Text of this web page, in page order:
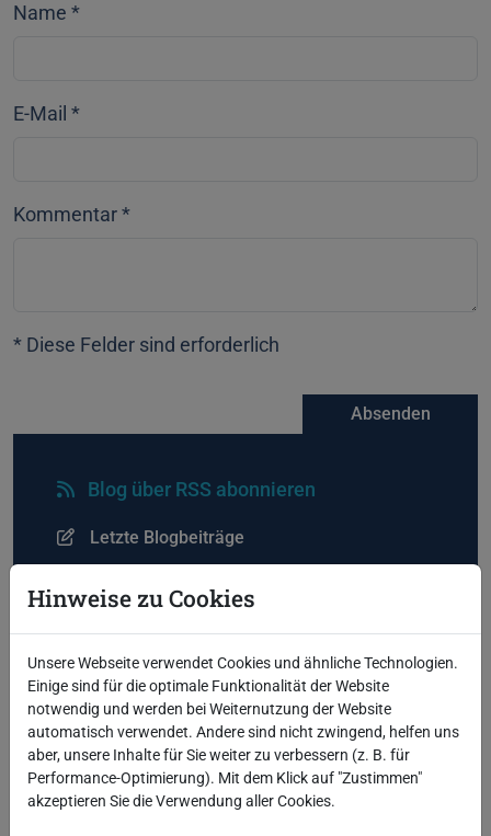
Name *
E-Mail *
Kommentar*
* Diese Felder sind erforderlich
Absenden
Blog über RSS abonnieren
Letzte Blogbeiträge
Oracle Critical Patch Update Juli 2026
Sicher und einfach joinen mit JOIN TO ONE
Hinweise zu Cookies
Unsere Webseite verwendet Cookies und ähnliche Technologien.
Einige sind für die optimale Funktionalität der Website
notwendig und werden bei Weiternutzung der Website
automatisch verwendet. Andere sind nicht zwingend, helfen uns
aber, unsere Inhalte für Sie weiter zu verbessern (z. B. für
Performance-Optimierung). Mit dem Klick auf "Zustimmen"
akzeptieren Sie die Verwendung aller Cookies.